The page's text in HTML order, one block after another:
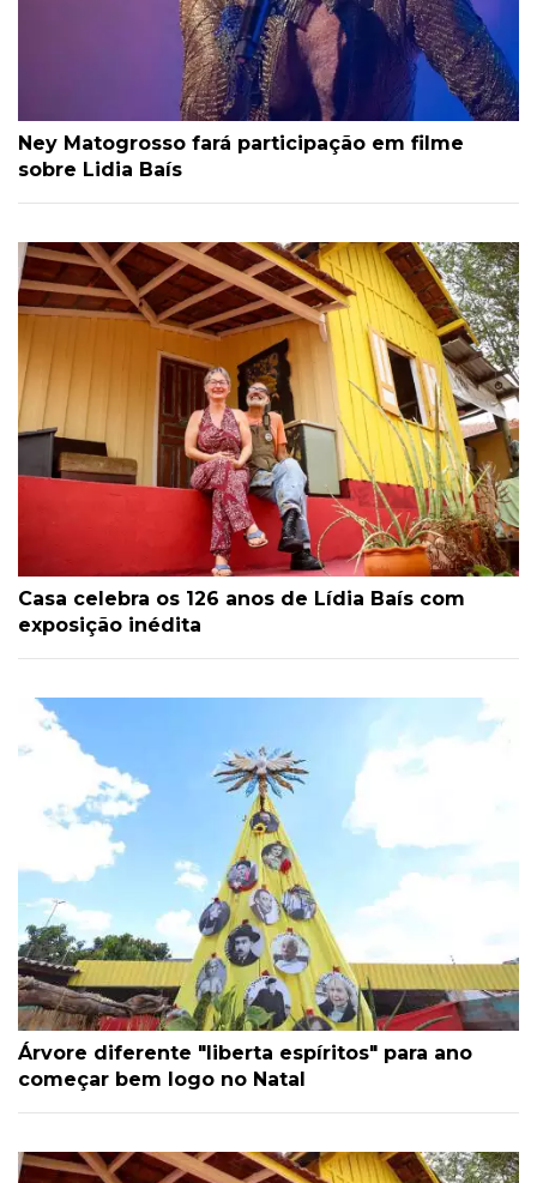
Ney Matogrosso fará participação em filme
sobre Lidia Baís
Casa celebra os 126 anos de Lídia Baís com
exposição inédita
Árvore diferente "liberta espíritos" para ano
começar bem logo no Natal